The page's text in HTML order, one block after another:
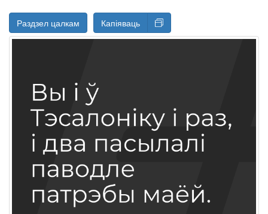
Раздзел цалкам Капіяваць